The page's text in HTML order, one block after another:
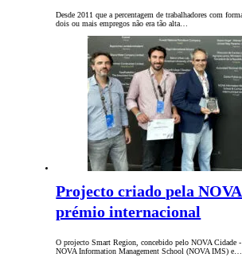
Desde 2011 que a percentagem de trabalhadores com
dois ou mais empregos não era tão alta…
Projecto criado pela
prémio internacional
O projecto Smart Region, concebido pelo NOVA Cidade
NOVA Information Management School (NOVA IMS) e…